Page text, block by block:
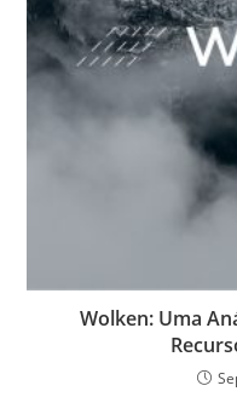
Wolken: Uma